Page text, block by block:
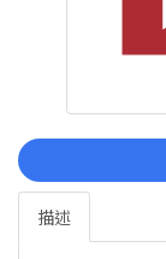
描述